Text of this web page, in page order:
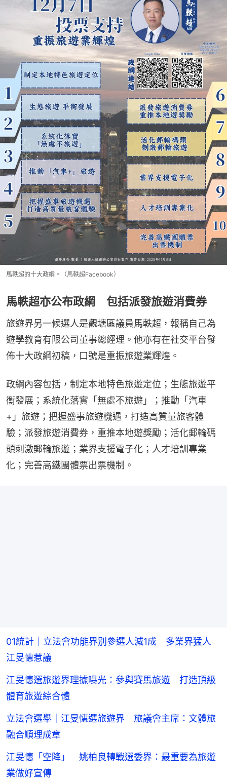
馬軼超的十大政綱。（馬軼超Facebook）
馬軼超亦公布政綱 包括派發旅遊消費券
旅遊界另一候選人是觀塘區議員馬軼超，報稱自己為
遊學教育有限公司董事總經理。他亦有在社交平台發
佈十大政綱初稿，口號是重振旅遊業輝煌。
政綱內容包括，制定本地特色旅遊定位；生態旅遊平
衡發展；系統化落實「無處不旅遊」；推動「汽車
+」旅遊；把握盛事旅遊機遇，打造高質量旅客體
驗；派發旅遊消費券，重推本地遊獎勵；活化郵輪碼
頭刺激郵輪旅遊；業界支援電子化；人才培訓專業
化；完善高鐵團體票出票機制。
01統計｜立法會功能界別參選人減1成 多業界猛人
江旻憓惹議
江旻憓選旅遊界理據曝光：參與賽馬旅遊 打造頂級
體育旅遊綜合體
立法會選舉｜江旻憓選旅遊界 旅議會主席：文體旅
融合順理成章
江旻憓「空降」 姚柏良轉戰選委界：最重要為旅遊
業做好宣傳